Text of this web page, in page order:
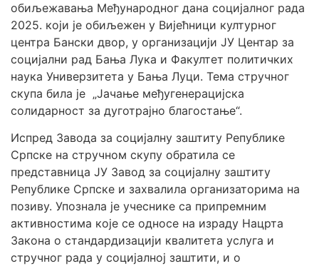
обиљежавања Међународног дана социјалног рада
2025. који је обиљежен у Вијећници културног
центра Бански двор, у организацији ЈУ Центар за
социјални рад Бања Лука и Факултет политичких
наука Универзитета у Бања Луци. Тема стручног
скупа била је „Јачање међугенерацијска
солидарност за дуготрајно благостање“.
Испред Завода за социјалну заштиту Републике
Српске на стручном скупу обратила се
представница ЈУ Завод за социјалну заштиту
Републике Српске и захвалила организаторима на
позиву. Упознала је учеснике са припремним
активностима које се односе на израду Нацрта
Закона о стандардизацији квалитета услуга и
стручног рада у социјалној заштити, и о